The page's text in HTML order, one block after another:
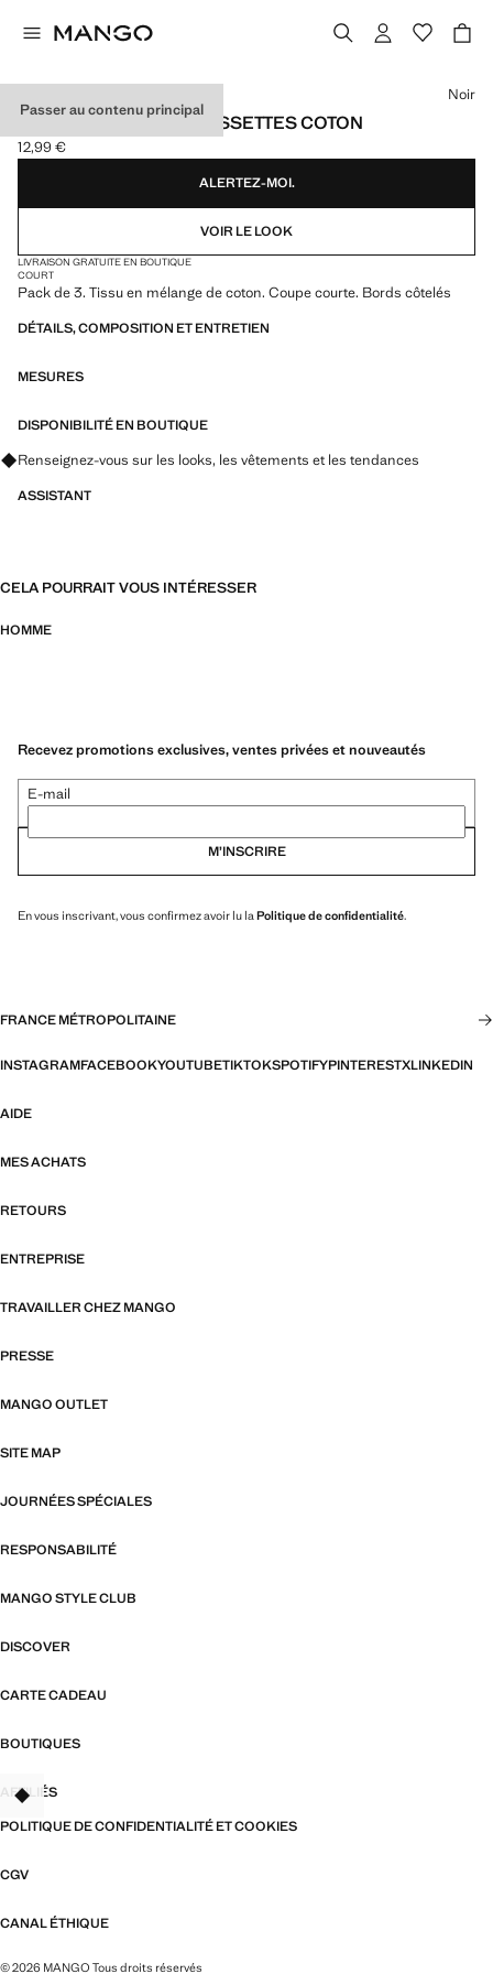
Passer au contenu principal
LOT 3 PAIRES DE CHAUSSETTES COTON
Prix actuel [12,99 € ]
12,99 €
Choisissez une couleur
Noir
ALERTEZ-MOI.
VOIR LE LOOK
LIVRAISON GRATUITE EN BOUTIQUE
COURT
Pack de 3. Tissu en mélange de coton. Coupe courte. Bords côtelés
DÉTAILS, COMPOSITION ET ENTRETIEN
MESURES
DISPONIBILITÉ EN BOUTIQUE
Renseignez-vous sur les looks, les vêtements et les tendances
ASSISTANT
CELA POURRAIT VOUS INTÉRESSER
HOMME
Recevez promotions exclusives, ventes privées et nouveautés
E-mail
M’INSCRIRE
En vous inscrivant, vous confirmez avoir lu la Politique de confidentialité.
FRANCE MÉTROPOLITAINE
INSTAGRAMFACEBOOKYOUTUBETIKTOKSPOTIFYPINTERESTXLINKEDIN
AIDE
MES ACHATS
RETOURS
ENTREPRISE
TRAVAILLER CHEZ MANGO
PRESSE
MANGO OUTLET
SITE MAP
JOURNÉES SPÉCIALES
RESPONSABILITÉ
MANGO STYLE CLUB
DISCOVER
CARTE CADEAU
BOUTIQUES
AFFILIÉS
POLITIQUE DE CONFIDENTIALITÉ ET COOKIES
CGV
CANAL ÉTHIQUE
© 2026 MANGO Tous droits réservés